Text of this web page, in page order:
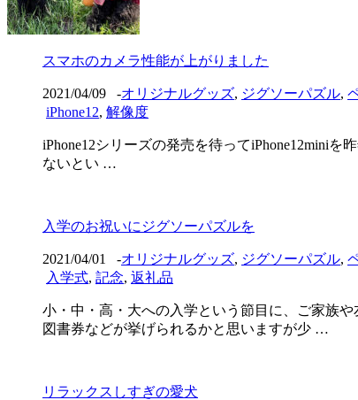
スマホのカメラ性能が上がりました
2021/04/09 -オリジナルグッズ, ジグソーパズル,
iPhone12, 解像度
iPhone12シリーズの発売を待ってiPhone12mini
ないとい …
入学のお祝いにジグソーパズルを
2021/04/01 -オリジナルグッズ, ジグソーパズル,
入学式, 記念, 返礼品
小・中・高・大への入学という節目に、ご家族
図書券などが挙げられるかと思いますが少 …
リラックスしすぎの愛犬